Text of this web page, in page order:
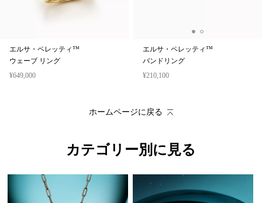
エルサ・ペレッティ™
ウェーブ リング
¥649,000
エルサ・ペレッティ™
バンドリング
¥210,100
ホームページに戻る
カテゴリー別に見る